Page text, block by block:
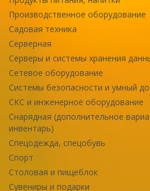
Производственное оборудование
Садовая техника
Серверная
Серверы и системы хранения
Сетевое оборудование
Системы безопасности и умный
СКС и инженерное оборудование
Снарядная (дополнительное
инвентарь)
Спецодежда, спецобувь
Спорт
Столовая и пищеблок
Сувениры и подарки